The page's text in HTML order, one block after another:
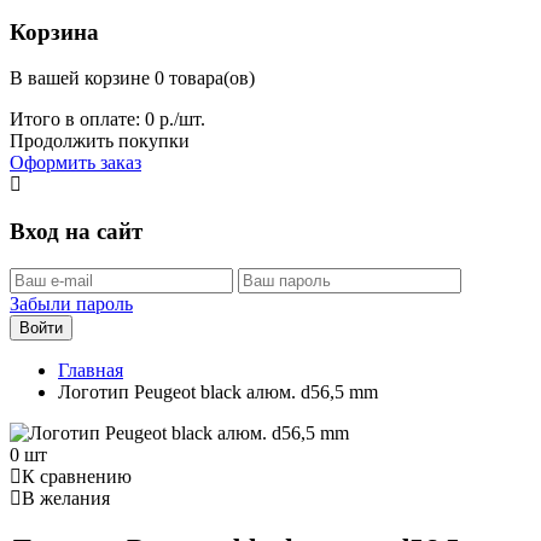
Корзина
В вашей корзине 0 товара(ов)
Итого в оплате: 0 р./шт.
Продолжить покупки
Оформить заказ
Вход на сайт
Забыли пароль
Войти
Главная
Логотип Peugeot black алюм. d56,5 mm
0 шт
К сравнению
В желания